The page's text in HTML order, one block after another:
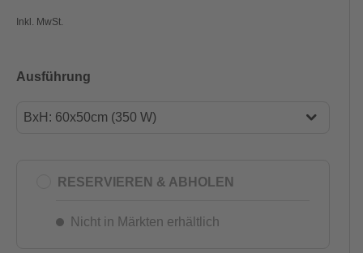
Inkl. MwSt.
Ausführung
BxH: 60x50cm (350 W)
BxH: 90x50cm (450 W)
RESERVIEREN & ABHOLEN
Nicht in Märkten erhältlich